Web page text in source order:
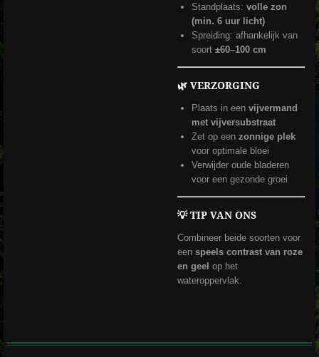
Standplaats: volle zon
(min. 6 uur licht)
Spreiding: afhankelijk van
soort ±60–100 cm
🌿 VERZORGING
Plaats in een vijvermand
met vijversubstraat
Zet op een zonnige plek
voor optimale bloei
Verwijder oude bladeren
voor een gezonde groei
💡 TIP VAN ONS
Combineer beide soorten voor
een speels contrast van roze
en geel op het
wateroppervlak.